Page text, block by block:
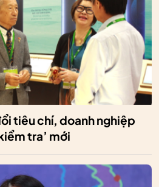
tiêu chí, doanh nghiệp
tra’ mới